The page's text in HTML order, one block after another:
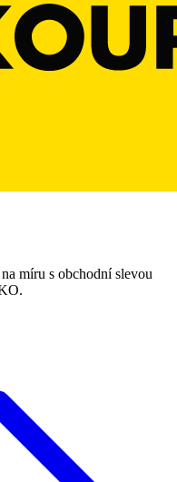
míru s obchodní slevou